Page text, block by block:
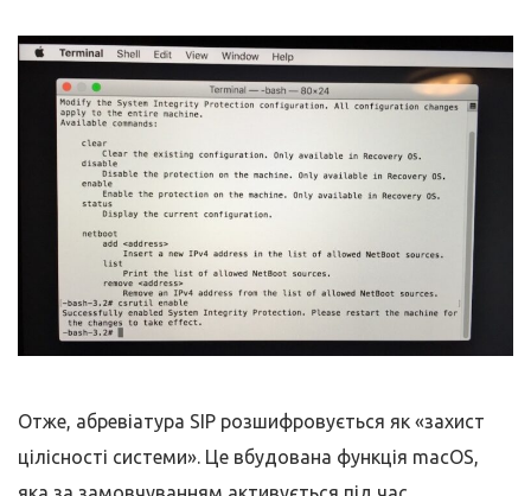
Отже, абревіатура SIP розшифровується як «захист
цілісності системи». Це вбудована функція macOS,